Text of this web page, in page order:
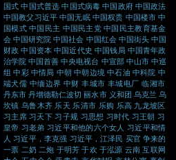
国式 中国式普选 中国式病毒 中国政府 中国政法
中国教父习近平 中国无眠 中国权贵 中国楼市 中
国模式 中国民主 中国民主党 中国民主教育基金
会 中国研究院 中国社会 中国红会 中国街头 中国
财政 中国资本 中国近代史 中国钱局 中国青年政
治学院 中国首善 中央电视台 中宣部 中山市 中巡
组 中彩 中情局 中朝 中朝边境 中石油 中科院 中
端犬儒 中缅边界 中财 丰城市 丰城电厂 临湘市
丹东市 丹增德勒仁波切 丽水市 义和团 乌克兰 乌
坎镇 乌鲁木齐 乐天 乐清市 乐购 乐高 九龙坡区
习主席 习天下 习子规 习思想 习时代 习王朝 习
皇帝 习老弟 习近平和他的六个女人 习近平和情
人 习近平，李克强 习近平，江泽民 买官 争来的
一票 二奶 二炮 于明芳 于欢 于泓源 云南 互联网